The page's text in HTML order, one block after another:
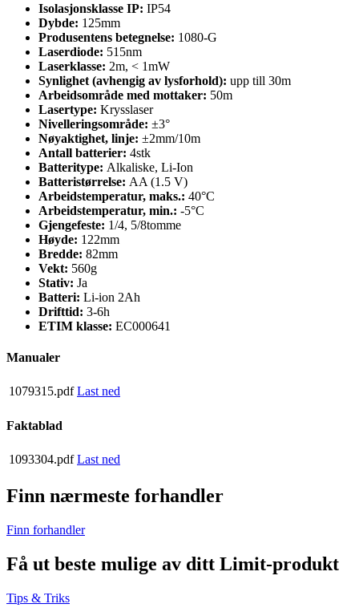
Isolasjonsklasse IP: IP54
Dybde: 125mm
Produsentens betegnelse: 1080-G
Laserdiode: 515nm
Laserklasse: 2m, < 1mW
Synlighet (avhengig av lysforhold): upp till 30m
Arbeidsområde med mottaker: 50m
Lasertype: Krysslaser
Nivelleringsområde: ±3°
Nøyaktighet, linje: ±2mm/10m
Antall batterier: 4stk
Batteritype: Alkaliske, Li-Ion
Batteristørrelse: AA (1.5 V)
Arbeidstemperatur, maks.: 40°C
Arbeidstemperatur, min.: -5°C
Gjengefeste: 1/4, 5/8tomme
Høyde: 122mm
Bredde: 82mm
Vekt: 560g
Stativ: Ja
Batteri: Li-ion 2Ah
Drifttid: 3-6h
ETIM klasse: EC000641
Manualer
1079315.pdf Last ned
Faktablad
1093304.pdf Last ned
Finn nærmeste forhandler
Finn forhandler
Få ut beste mulige av ditt Limit-produkt
Tips & Triks